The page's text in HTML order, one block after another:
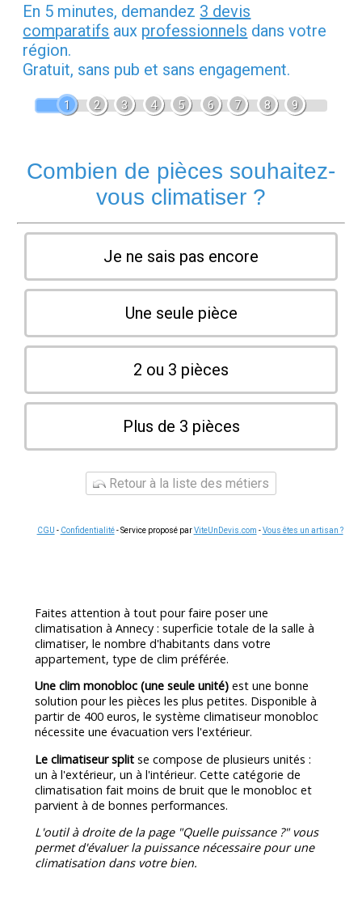
En 5 minutes, demandez 3 devis
comparatifs aux professionnels dans votre
région.
Gratuit, sans pub et sans engagement.
1 2 3 4 5 6 7 8 9
Combien de pièces souhaitez-
vous climatiser ?
Je ne sais pas encore
Une seule pièce
2 ou 3 pièces
Plus de 3 pièces
Retour à la liste des métiers
CGU - Confidentialité- Service proposé parViteUnDevis.com -Vous êtes un artisan ?
Faites attention à tout pour faire poser une
climatisation à Annecy : superficie totale de la salle à
climatiser, le nombre d'habitants dans votre
appartement, type de clim préférée.
Une clim monobloc (une seule unité) est une bonne
solution pour les pièces les plus petites. Disponible à
partir de 400 euros, le système climatiseur monobloc
nécessite une évacuation vers l'extérieur.
Le climatiseur split se compose de plusieurs unités :
un à l'extérieur, un à l'intérieur. Cette catégorie de
climatisation fait moins de bruit que le monobloc et
parvient à de bonnes performances.
L'outil à droite de la page "Quelle puissance ?" vous
permet d'évaluer la puissance nécessaire pour une
climatisation dans votre bien.